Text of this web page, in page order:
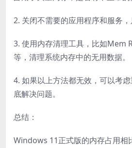
2. 关闭不需要的应用程序和服务，
3. 使用内存清理工具，比如Mem
等，清理系统内存中的无用数据。
4. 如果以上方法都无效，可以考
底解决问题。
总结：
Windows 11正式版的内存占用相